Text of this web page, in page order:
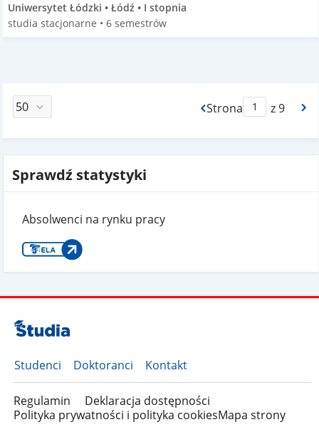
Uniwersytet Łódzki • Łódź • I stopnia
studia stacjonarne • 6 semestrów
Strona
Max Stronaz 9
Sprawdź statystyki
Absolwenci na rynku pracy
Studenci Doktoranci Kontakt
Regulamin
Deklaracja dostępności
Polityka prywatności i polityka cookiesMapa strony